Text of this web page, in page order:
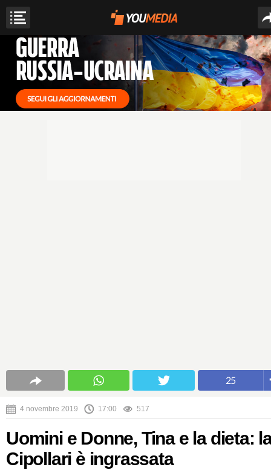
25
4 novembre 2019 17:00 517
Uomini e Donne, Tina e la dieta:
Cipollari è ingrassata